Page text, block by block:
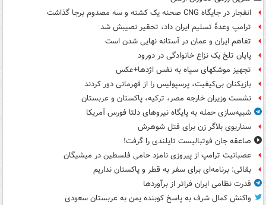
انفجار در جایگاه CNG صحنه یک کشته و سه مصدوم برجا گذاشت
ترامپ وعدۀ تسلیم ایران داد، تحقیر نصیبش شد
تفاهم ایران و عمان در آستانه نهایی شدن است
پایان تلخ یک نزاع خانوادگی در دورود
تجهیز موشکهای سپاه به نفس اژدها+عکس
بازیکنان بی‌کیفیت، پرسپولیس را از قهرمانی دور کردند
نشست وزیران خارجه مصر، ترکیه، پاکستان و عربستان
شبیه‌سازی حمله به پایگاه نیروهای دلتا فورس آمریکا
سناریوی بلاگر زن برای قتل شوهرش
صاعقه جان فوتبالیست تایلندی را گرفت!
عصبانیت ترامپ از پیروزی نامزد حامی فلسطین در میشیگان
بقائی: برنامه‌ای برای سفر به قطر و پاکستان نداریم
قدرت نظامی ایران فراتر از برآوردها
واکنش کمال شرف به پاسخ کوبنده یمن به عربستان سعودی